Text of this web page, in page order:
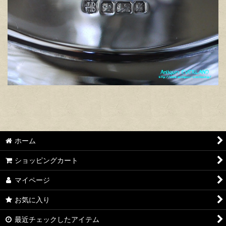
ホーム
ショッピングカート
マイページ
お気に入り
最近チェックしたアイテム